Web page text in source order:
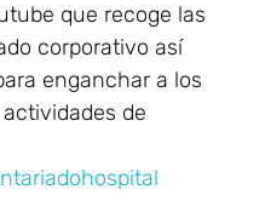
que recoge las
corporativo así
enganchar a los
de